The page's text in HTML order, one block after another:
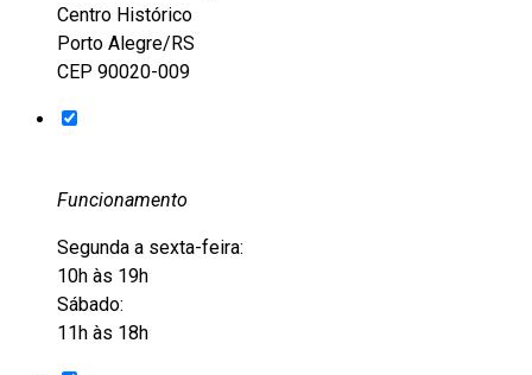
Centro Histórico
Porto Alegre/RS
CEP 90020-009
Funcionamento
Segunda a sexta-feira:
10h às 19h
Sábado:
11h às 18h